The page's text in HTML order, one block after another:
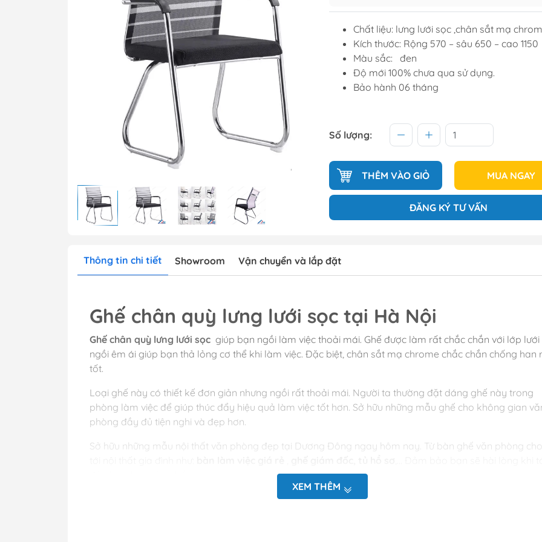
Tủ trang
Bàn training
Ghế training
Bàn ghế học sinh
Bảng từ
Sofa văng
Sofa phòng chờ thư giãn
Bàn trà
Chất liệu: lưng lưới sọc ,chân sắt mạ
Kích thước: Rộng 570 – sâu 650 – cao 1150
Màu sắc: đen
Độ mới 100% chưa qua sử dụng.
Bảo hành 06 tháng
Số lượng:
THÊM VÀO GIỎ MUA NGAY
ĐĂNG KÝ TƯ VẤN
Thông tin chi tiết Showroom Vận chuyển và lắp đặt
Ghế chân quỳ lưng lưới sọc tại Hà Nội
Ghế chân quỳ lưng lưới sọc giúp bạn ngồi làm việc thoải mái. Ghế được làm rất chắc chắn với lớp lưới
ngồi êm ái giúp bạn thả lỏng cơ thể khi làm việc. Đặc biệt, chân sắt mạ chrome chắc chắn chống han
tốt.
Loại ghế này có thiết kế đơn giản nhưng ngồi rất thoải mái. Người ta thường đặt dáng ghế này trong
phòng làm việc để giúp thúc đẩy hiệu quả làm việc tốt hơn. Sở hữu những mẫu ghế cho không gian
phòng đầy đủ tiện nghi và đẹp hơn.
Sở hữu những mẫu nội thất văn phòng đẹp tại Dương Đông ngay hôm nay. Từ bàn ghế văn phòng cho
Đặc điểm của ghế chân quỳ lưng lưới sọc?
XEM THÊM